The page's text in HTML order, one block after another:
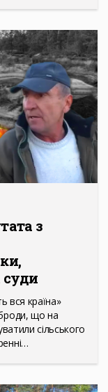
з
вся країна»
що на
сільського